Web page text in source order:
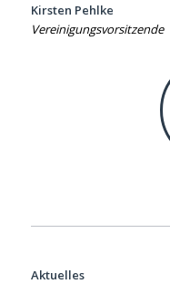
Kirsten Pehlke
Vereinigungsvorsitzende
Aktuelles